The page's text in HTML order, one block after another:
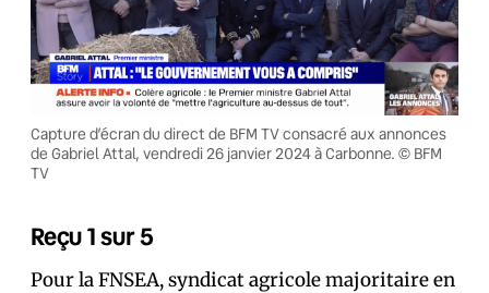
Capture d’écran du direct de BFM TV consacré aux annonces
de Gabriel Attal, vendredi 26 janvier 2024 à Carbonne. © BFM
TV
Reçu 1 sur 5
Pour la FNSEA, syndicat agricole majoritaire en